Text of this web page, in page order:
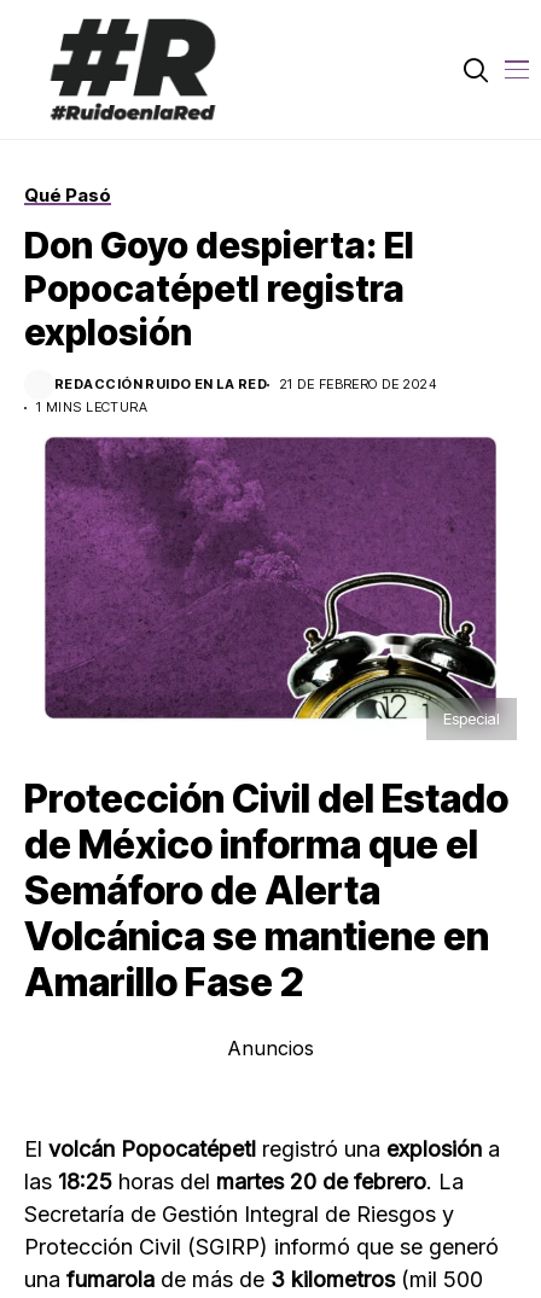
Qué Pasó
Don Goyo despierta: El
Popocatépetl registra
explosión
REDACCIÓN RUIDO EN LA RED
21 DE FEBRERO DE 2024
1 MINS LECTURA
Especial
Protección Civil del Estado
de México informa que el
Semáforo de Alerta
Volcánica se mantiene en
Amarillo Fase 2
Anuncios
El volcán Popocatépetl registró una explosión a
las 18:25 horas del martes 20 de febrero. La
Secretaría de Gestión Integral de Riesgos y
Protección Civil (SGIRP) informó que se generó
una fumarola de más de 3 kilometros(mil 500